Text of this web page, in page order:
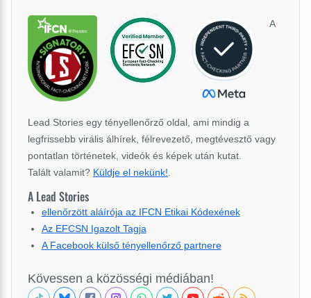
A
Lead Stories egy tényellenőrző oldal, ami mindig a
legfrissebb virális álhírek, félrevezető, megtévesztő vagy
pontatlan történetek, videók és képek után kutat.
Talált valamit? Küldje el nekünk!
A Lead Stories
ellenőrzött aláírója az IFCN Etikai Kódexének
Az EFCSN Igazolt Tagja
A Facebook külső tényellenőrző partnere
Kövessen a közösségi médiában!